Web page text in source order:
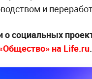
и
социальных
на Life.ru.